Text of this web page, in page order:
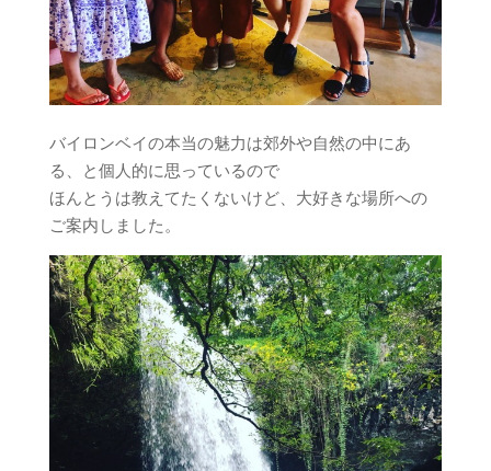
バイロンベイの本当の魅力は郊外や自然の中にあ
る、と個人的に思っているので
ほんとうは教えてたくないけど、大好きな場所への
ご案内しました。